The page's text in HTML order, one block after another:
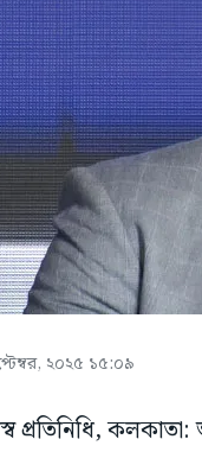
২০২৫ ১৫:০৯
প্রতিনিধি,